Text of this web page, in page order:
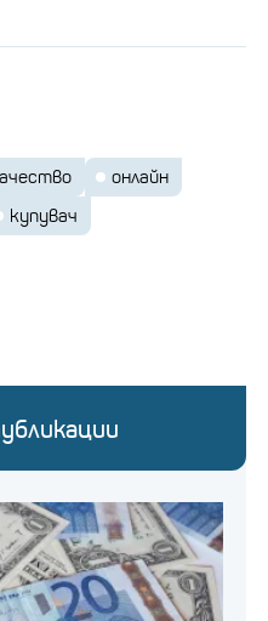
онлайн
купувач